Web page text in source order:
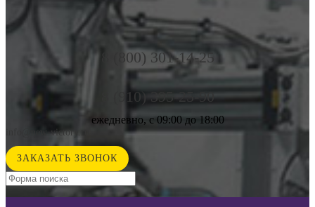
8 (800) 301-14-25
8 (910) 395-25-90
ежедневно, с 09:00 до 18:00
info@new-victory.ru
ЗАКАЗАТЬ ЗВОНОК